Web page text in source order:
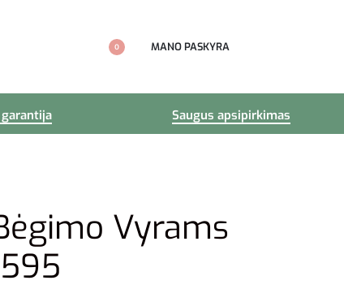
0 MANO PASKYRA
Saugus apsipirkimas
Vyrams